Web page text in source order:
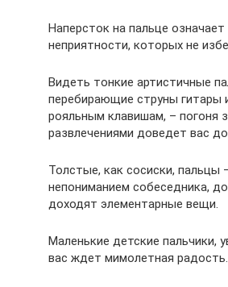
Наперсток на пальце
неприятности, которых не
Видеть тонкие артистичные
перебирающие струны гитары
рояльным клавишам, – погоня
развлечениями доведет вас до
Толстые, как сосиски, пальцы
непониманием собеседника,
доходят элементарные вещи.
Маленькие детские пальчики,
вас ждет мимолетная радость.